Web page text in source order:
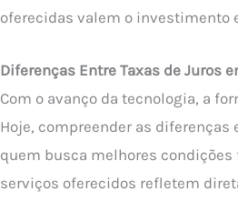
oferecidas valem o investimento
Diferenças Entre Taxas de Juros
Com o avanço da tecnologia, a
Hoje, compreender as
quem busca melhores
serviços oferecidos refletem